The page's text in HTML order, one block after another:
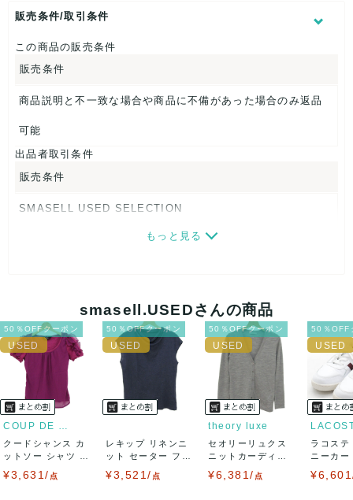
表記サイズ：38
股上：約23cm
ヒップ：約46cm
【 素材・成分 】
販売条件/取引条件
この商品の販売条件
販売条件
商品説明と不一致な場合や商品に不備があった場合のみ返品
可能
出品者取引条件
販売条件
SMASELL USED SELECTION
画像ダウンロードなので、転売にも最適♪
ネコポスの場合は日時指定ができませんので、ご了承下さい
ませ。
USED品に関しましては、見る方によって状態の価値観が異な
りますので、トラブルを避けるため、神経質な方や完璧な商
品を求められる方は御購入をお控えください。
また商品には細心の注意をはらっておりますが、何かござい
もっと見る
smasell.USEDさんの商品
50％OFFクーポン
COUP DE CHANCE
クードシャンス カ
ットソー シャツ 半
¥3,631/ 点
50％OFFクーポン
レキップ リネンニ
ット セーター フレ
¥3,521/ 点
50％OFFクーポン
theory luxe
セオリーリュクス
ニットカーディガ
¥6,381/ 点
50％OFF
ラコステ
ニーカ